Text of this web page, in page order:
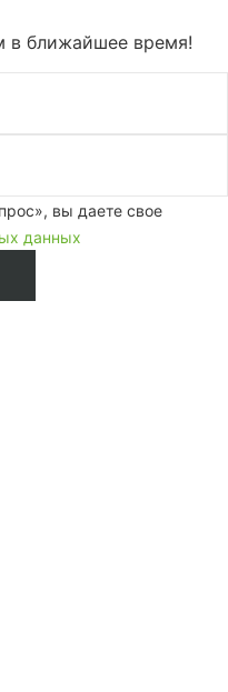
в ближайшее время!
вы даете свое
данных